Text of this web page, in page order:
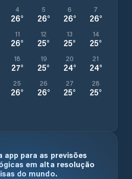
4
26°
5
26°
6
26°
7
26°
11
26°
12
25°
13
25°
14
25°
18
27°
19
25°
20
24°
21
24°
25
26°
26
26°
27
25°
28
25°
app para as previsões
em alta resolução
do mundo.